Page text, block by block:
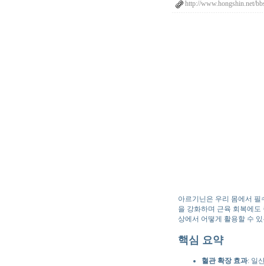
http://www.hongshin.net/
아르기닌은 우리 몸에서
을 강화하며 근육 회복에
상에서 어떻게 활용할 수
핵심 요약
혈관 확장 효과: 일